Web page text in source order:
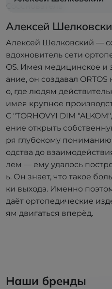
Алексей
Алексей Шелковский —
вдохновитель сети
OS. Имея медицинское и
ание, он создавал
о, где людям
имея крупное
C "TORHOVYI DIM
ение открыть
ря глубокому
одства до
лем — ему удалось
ь. Он знает, что такое
ки выхода. Именно
даёт ортопедические
ям двигаться вперёд.
Наши бренды